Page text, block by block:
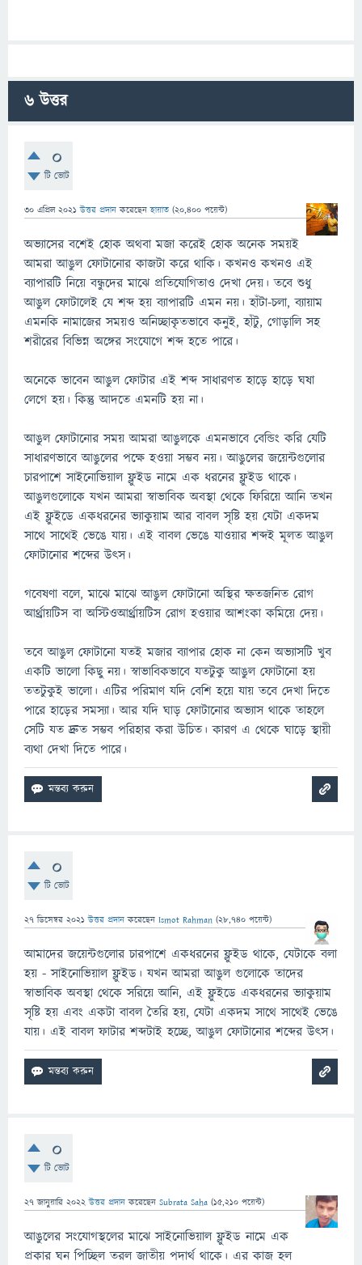
6উত্তর
0
টি ভোট
30 এপ্রিল 2021 উত্তর প্রদান করেছেনহায়াত (20,400 পয়েন্ট)
অভ্যাসের বশেই হোক অথবা মজা করেই হোক অনেক সময়ই
আমরা আঙুল ফোটানোর কাজটা করে থাকি। কখনও কখনও এই
ব্যাপারটি নিয়ে বন্ধুদের মাঝে প্রতিযোগিতাও দেখা দেয়। তবে শুধু
আঙুল ফোটালেই যে শব্দ হয় ব্যাপারটি এমন নয়। হাঁটা-চলা, ব্যায়াম
এমনকি নামাজের সময়ও অনিচ্ছাকৃতভাবে কনুই, হাঁটু, গোড়ালি সহ
শরীরের বিভিন্ন অঙ্গের সংযোগে শব্দ হতে পারে।
অনেকে ভাবেন আঙুল ফোটার এই শব্দ সাধারণত হাড়ে হাড়ে ঘষা
লেগে হয়। কিন্তু আদতে এমনটি হয় না।
আঙুল ফোটানোর সময় আমরা আঙুলকে এমনভাবে বেন্ডিং করি যেটি
সাধারণভাবে আঙুলের পক্ষে হওয়া সম্ভব নয়। আঙুলের জয়েন্টগুলোর
চারপাশে সাইনোভিয়াল ফ্লুইড নামে এক ধরনের ফ্লুইড থাকে।
আঙুলগুলোকে যখন আমরা স্বাভাবিক অবস্থা থেকে ফিরিয়ে আনি তখন
এই ফ্লুইডে একধরনের ভ্যাকুয়াম আর বাবল সৃষ্টি হয় যেটা একদম
সাথে সাথেই ভেঙে যায়। এই বাবল ভেঙে যাওয়ার শব্দই মূলত আঙুল
ফোটানোর শব্দের উৎস।
গবেষণা বলে, মাঝে মাঝে আঙুল ফোটানো অস্থির ক্ষতজনিত রোগ
আর্থ্রায়টিস বা অস্টিওআর্থ্রায়টিস রোগ হওয়ার আশংকা কমিয়ে দেয়।
তবে আঙুল ফোটানো যতই মজার ব্যাপার হোক না কেন অভ্যাসটি খুব
একটি ভালো কিছু নয়। স্বাভাবিকভাবে যতটুকু আঙুল ফোটানো হয়
ততটুকুই ভালো। এটির পরিমাণ যদি বেশি হয়ে যায় তবে দেখা দিতে
পারে হাড়ের সমস্যা। আর যদি ঘাড় ফোটানোর অভ্যাস থাকে তাহলে
সেটি যত দ্রুত সম্ভব পরিহার করা উচিত। কারণ এ থেকে ঘাড়ে স্থায়ী
ব্যথা দেখা দিতে পারে।
0
টি ভোট
27 ডিসেম্বর 2021 উত্তর প্রদান করেছেন Ismot Rahman (28,740 পয়েন্ট)
আমাদের জয়েন্টগুলোর চারপাশে একধরনের ফ্লুইড থাকে, যেটাকে বলা
হয় - সাইনোভিয়াল ফ্লুইড। যখন আমরা আঙুল গুলোকে তাদের
স্বাভাবিক অবস্থা থেকে সরিয়ে আনি, এই ফ্লুইডে একধরনের ভ্যাকুয়াম
সৃষ্টি হয় এবং একটা বাবল তৈরি হয়, যেটা একদম সাথে সাথেই ভেঙে
যায়। এই বাবল ফাটার শব্দটাই হচ্ছে, আঙুল ফোটানোর শব্দের উৎস।
0
টি ভোট
27 জানুয়ারি 2022 উত্তর প্রদান করেছেন Subrata Saha (15,210 পয়েন্ট)
আঙুলের সংযোগস্থলের মাঝে সাইনোভিয়াল ফ্লুইড নামে এক
প্রকার ঘন পিচ্ছিল তরল জাতীয় পদার্থ থাকে। এর কাজ হল